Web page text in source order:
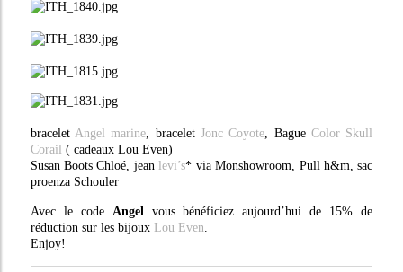
bracelet Angel marine, braceletJonc Coyote, BagueColor Skull
Corail ( cadeaux Lou Even)
Susan Boots Chloé, jeanlevi’s* via Monshowroom, Pull h&m, sac
proenza Schouler
Avec le code Angelvous bénéficiez aujourd’hui de 15% de
réduction sur les bijoux Lou Even.
Enjoy!